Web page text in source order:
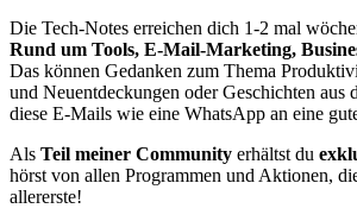
Die Tech-Notes erreichen dich 1-2 mal
Rund um Tools, E-Mail-Marketing,
Das können Gedanken zum Thema
und Neuentdeckungen oder Geschichten aus
diese E-Mails wie eine WhatsApp an eine
Als Teil meiner Community erhältst du
hörst von allen Programmen und Aktionen,
allererste!